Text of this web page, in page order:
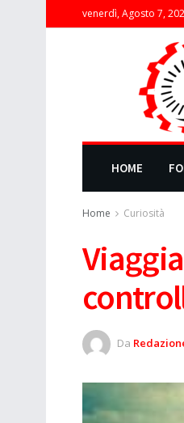
venerdì, Agosto 7,
HOME
Home Curiosità
Da